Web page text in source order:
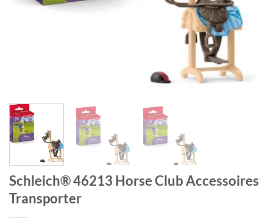
Schleich® 46213 Horse Club Accessoires
Transporter